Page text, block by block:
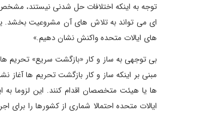
توجه به اینکه اختلافات حل شدنی نیستند،
ای می تواند به تلاش های آن مشروعیت بخشد. یک
های ایالات متحده واکنش نشان دهیم.»
بی توجهی به ساز و کار «بازگشت سریع» تحریم
مبنی بر اینکه ساز و کار بازگشت تحریم ها
ها یا هیئت متخصصان اقدام کنند. این لزوما به
ایالات متحده احتمالا شماری از کشورها را